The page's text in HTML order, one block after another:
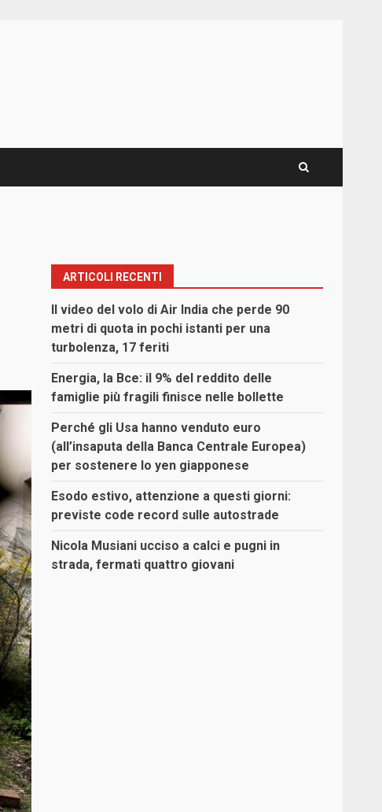
ARTICOLI RECENTI
Il video del volo di Air India che perde 90
metri di quota in pochi istanti per una
turbolenza, 17 feriti
Energia, la Bce: il 9% del reddito delle
famiglie più fragili finisce nelle bollette
Perché gli Usa hanno venduto euro
(all’insaputa della Banca Centrale Europea)
per sostenere lo yen giapponese
Esodo estivo, attenzione a questi giorni:
previste code record sulle autostrade
Nicola Musiani ucciso a calci e pugni in
strada, fermati quattro giovani